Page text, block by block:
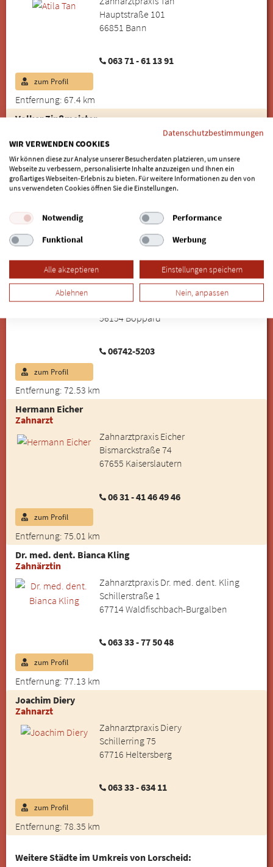
Hauptstraße 101
66851 Bann
063 71 - 61 13 91
Entfernung: 67.4 km
zum Profil
Volker Zinßmeister
Zahnarztpraxis Zinßmeister
Jahnstraße 4
66851 Queidersbach
Entfernung: 69.69 km
Dr. Thomas von Landenberg
Zahnarzt
Zahnarztpraxis Dres. von Landenberg
Heidestraße 77
56154 Boppard
06742-5203
Entfernung: 72.53 km
zum Profil
Hermann Eicher
Zahnarzt
Zahnarztpraxis Eicher
Bismarckstraße 74
67655 Kaiserslautern
06 31 - 41 46 49 46
Entfernung: 75.01 km
zum Profil
Dr. med. dent. Bianca Kling
Zahnärztin
Zahnarztpraxis Dr. med. dent. Kling
Schillerstraße 1
67714 Waldfischbach-Burgalben
063 33 - 77 50 48
Entfernung: 77.13 km
zum Profil
Joachim Diery
Zahnarzt
Zahnarztpraxis Diery
Schillerring 75
67716 Heltersberg
063 33 - 634 11
Entfernung: 78.35 km
zum Profil
Weitere Städte im Umkreis von Lorscheid:
Datenschutzbestimmungen
WIR VERWENDEN COOKIES
Wir können diese zur Analyse unserer Besucherdaten platzieren, um unsere
Webseite zu verbessern, personalisierte Inhalte anzuzeigen und Ihnen ein
großartiges Webseiten-Erlebnis zu bieten. Für weitere Informationen zu den von
uns verwendeten Cookies öffnen Sie die Einstellungen.
Notwendig
Performance
Funktional
Werbung
Alle akzeptieren Einstellungen speichern
Ablehnen Nein, anpassen